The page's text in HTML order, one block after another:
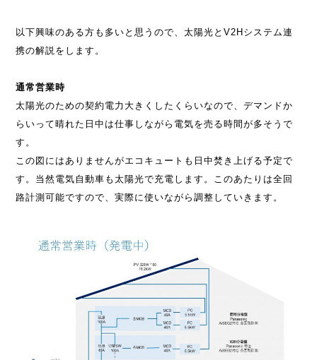
以下興味のある方も多いと思うので、太陽光とV2Hシステム連
携の解説をします。
通常営業時
太陽光のための契約電力大きくしたくらいなので、デマンドか
らいって晴れた日中は仕事しながら電気を売る時間が多そうで
す。
この図にはありませんがエコキュートも日中焚き上げる予定で
す。当然電気自動車も太陽光で充電します。このあたりは全回
路計測可能ですので、実際に使いながら調整していきます。